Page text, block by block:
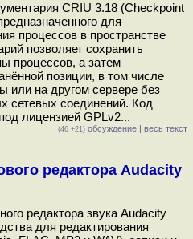
CRIU 3.18 (Checkpoint
для
процессов в пространстве
позволяет сохранить
процессов, а затем
позиции, в том числе
или на другом сервере без
сетевых соединений. Код
лицензией GPLv2...
(46 +21) обсуждение | весь текст
редактора Audacity
редактора звука Audacity
для редактирования